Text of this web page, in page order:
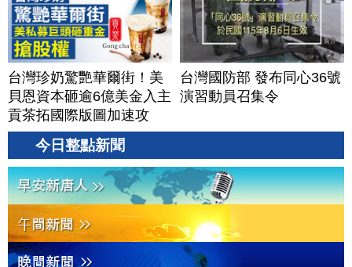
台灣珍奶驚艷華爾街！美
貝恩資本砸逾6億美金入主
貢茶拓國際版圖加速攻
美？｜#財經新聞｜
20260806(四)
台灣國防部 發布同心36號
演習動員召集令
今日整點新聞